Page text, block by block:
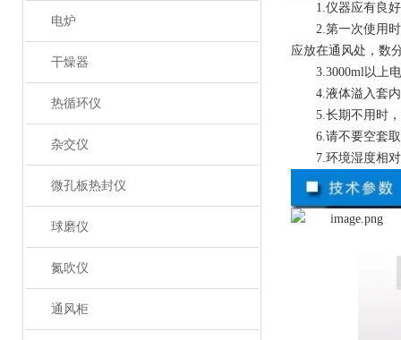
电炉
干燥器
热循环仪
杂交仪
微孔板热封仪
球磨仪
氮吹仪
通风柜
1.仪器应有良
2.第一次使用
应放在通风处，数
3.3000ml以上
4.液体溢入套
5.长期不用时
6.请不要空套
7.环境湿度相